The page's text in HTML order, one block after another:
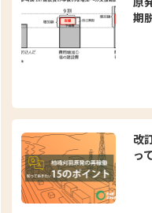
期
改
っ